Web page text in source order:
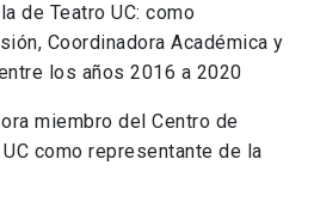
de Teatro UC: como
Coordinadora Académica y
los años 2016 a 2020
miembro del Centro de
como representante de la